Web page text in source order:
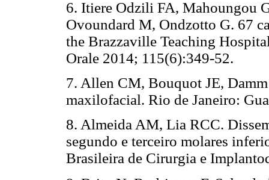
6. Itiere Odzili FA, Mahoungou
Ovoundard M, Ondzotto G. 67
the Brazzaville Teaching
Orale 2014; 115(6):349-52.
7. Allen CM, Bouquot JE,
maxilofacial. Rio de Janeiro:
8. Almeida AM, Lia RCC.
segundo e terceiro molares
Brasileira de Cirurgia e